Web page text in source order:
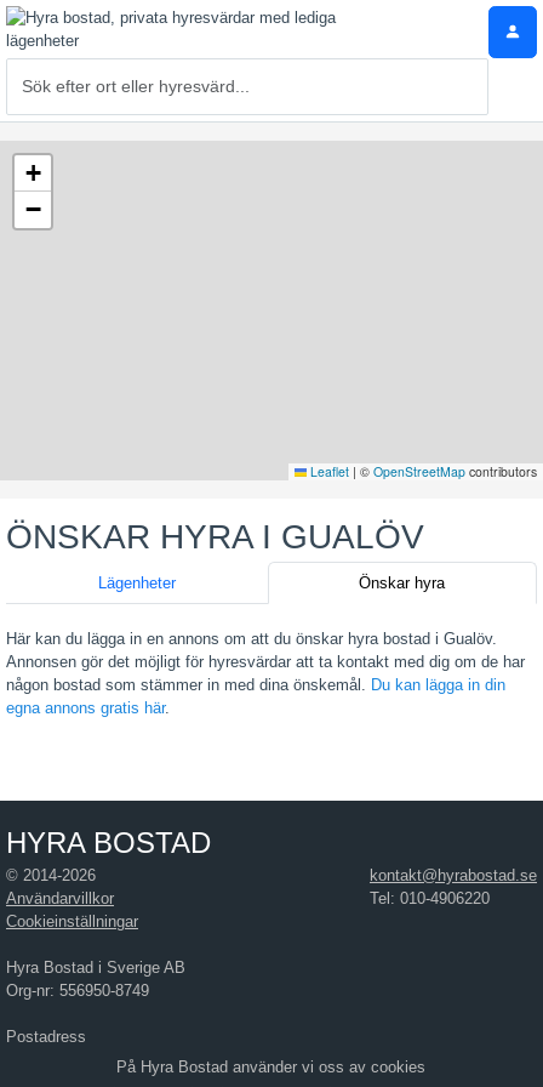
+
−
Leaflet | © OpenStreetMap contributors
ÖNSKAR HYRA I GUALÖV
Lägenheter Önskar hyra
Här kan du lägga in en annons om att du önskar hyra bostad i Gualöv.
Annonsen gör det möjligt för hyresvärdar att ta kontakt med dig om de har
någon bostad som stämmer in med dina önskemål. Du kan lägga in din
egna annons gratis här.
HYRA BOSTAD
kontakt@hyrabostad.se
Tel: 010-4906220
© 2014-2026
Användarvillkor
Cookieinställningar
Hyra Bostad i Sverige AB
Org-nr: 556950-8749
Postadress
Hyra Bostad i Sverige ABPå Hyra Bostad använder vi oss av cookies